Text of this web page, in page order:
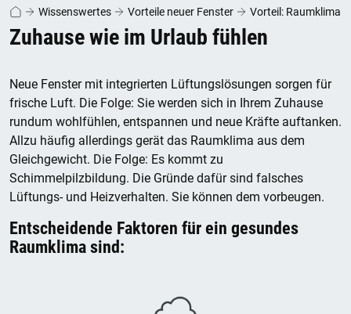
Wissenswertes Vorteile neuer Fenster Vorteil: Raumklima
Zuhause wie im Urlaub fühlen
Neue Fenster mit integrierten Lüftungslösungen sorgen für
frische Luft. Die Folge: Sie werden sich in Ihrem Zuhause
rundum wohlfühlen, entspannen und neue Kräfte auftanken.
Allzu häufig allerdings gerät das Raumklima aus dem
Gleichgewicht. Die Folge: Es kommt zu
Schimmelpilzbildung. Die Gründe dafür sind falsches
Lüftungs- und Heizverhalten. Sie können dem vorbeugen.
Entscheidende Faktoren für ein gesundes
Raumklima sind: